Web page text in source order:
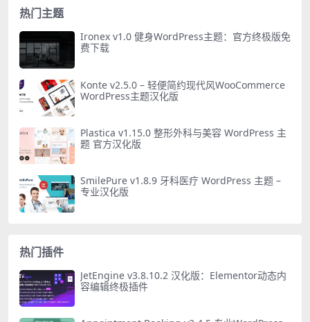
热门主题
Ironex v1.0 健身WordPress主题：官方终极版免
费下载
Konte v2.5.0 – 轻便简约现代风WooCommerce
WordPress主题汉化版
Plastica v1.15.0 整形外科与美容 WordPress 主
题 官方汉化版
SmilePure v1.8.9 牙科医疗 WordPress 主题 –
专业汉化版
热门插件
JetEngine v3.8.10.2 汉化版：Elementor动态内
容编辑终极插件